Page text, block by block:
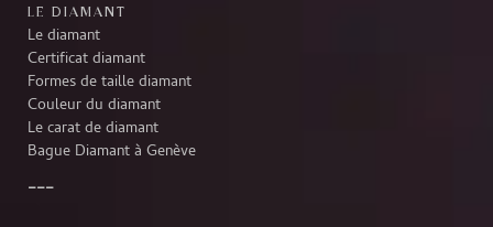
LE DIAMANT
Le diamant
Certificat diamant
Formes de taille diamant
Couleur du diamant
Le carat de diamant
Bague Diamant à Genève